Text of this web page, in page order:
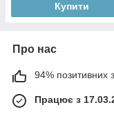
Купити
Про нас
94% позитивних з
Працює з